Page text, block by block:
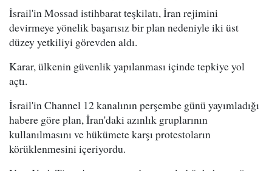
İsrail'in Mossad istihbarat teşkilatı, İran rejimini
devirmeye yönelik başarısız bir plan nedeniyle iki üst
düzey yetkiliyi görevden aldı.
Karar, ülkenin güvenlik yapılanması içinde tepkiye yol
açtı.
İsrail'in Channel 12 kanalının perşembe günü yayımladığı
habere göre plan, İran'daki azınlık gruplarının
kullanılmasını ve hükümete karşı protestoların
körüklenmesini içeriyordu.